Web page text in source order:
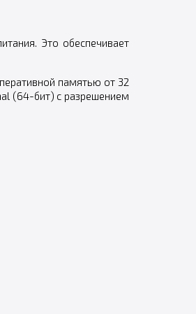
Это обеспечивает
памятью от 32
(64-бит) с разрешением